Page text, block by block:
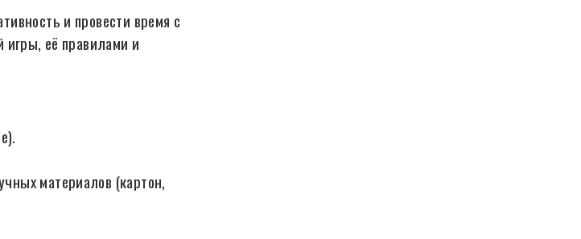
и провести время с
её правилами и
материалов (картон,